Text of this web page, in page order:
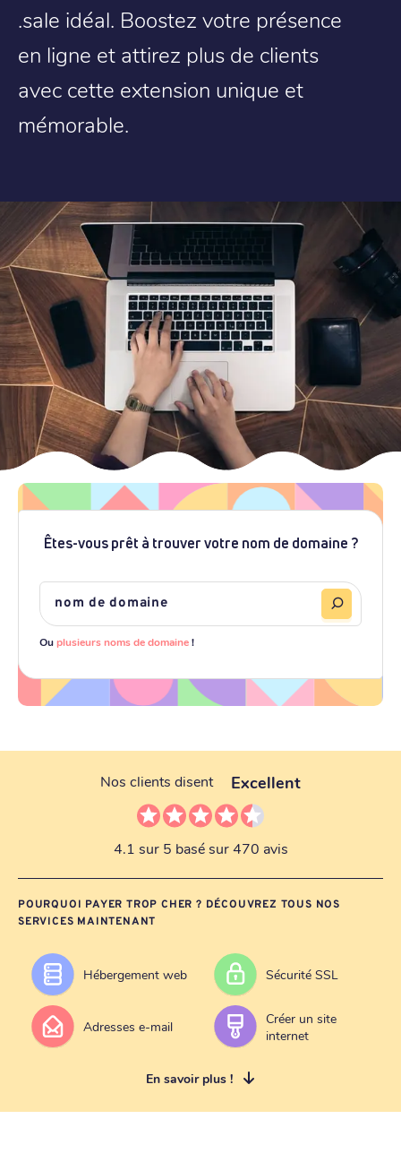
.sale idéal. Boostez votre présence
en ligne et attirez plus de clients
avec cette extension unique et
mémorable.
Êtes-vous prêt à trouver votre nom de domaine ?
Ouplusieurs noms de domaine!
Nos clients disent Excellent
4.1 sur 5 basé sur 470 avis
POURQUOI PAYER TROP CHER ? DÉCOUVREZ TOUS NOS
SERVICES MAINTENANT
Hébergement web Sécurité SSL
Adresses e-mail
Créer un site
internet
En savoir plus !